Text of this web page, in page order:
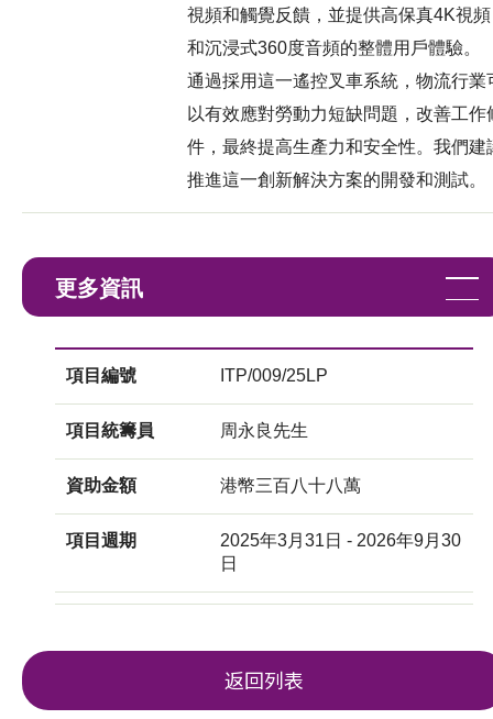
視頻和觸覺反饋，並提供高保真4K視頻
和沉浸式360度音頻的整體用戶體驗。
通過採用這一遙控叉車系統，物流行業
以有效應對勞動力短缺問題，改善工作
件，最終提高生產力和安全性。我們建
推進這一創新解決方案的開發和測試。
更多資訊
項目編號 ITP/009/25LP
項目統籌員 周永良先生
資助金額 港幣三百八十八萬
項目週期
2025年3月31日 - 2026年9月30
日
返回列表